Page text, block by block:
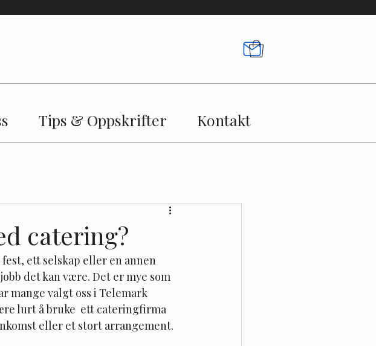
Tips & Oppskrifter Kontakt
catering?
ett selskap eller en annen
det kan være. Det er mye som
mange valgt oss i Telemark
lurt å bruke  ett cateringfirma
eller et stort arrangement.